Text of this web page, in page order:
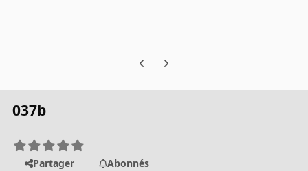
Previous carousel slide
Next carousel slide
037b
Partager
Abonnés